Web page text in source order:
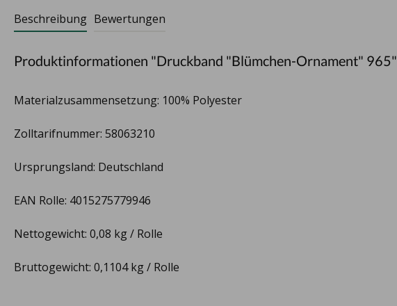
Beschreibung Bewertungen
Produktinformationen "Druckband "Blümchen-Ornament" 965"
Materialzusammensetzung: 100% Polyester
Zolltarifnummer: 58063210
Ursprungsland: Deutschland
EAN Rolle: 4015275779946
Nettogewicht: 0,08 kg / Rolle
Bruttogewicht: 0,1104 kg / Rolle